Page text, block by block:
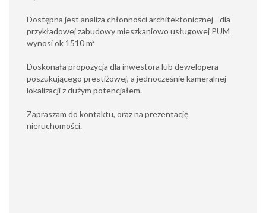
Dostępna jest analiza chłonności architektonicznej - dla
przykładowej zabudowy mieszkaniowo usługowej PUM
wynosi ok 1510m²
Doskonała propozycja dla inwestora lub dewelopera
poszukującego prestiżowej, a jednocześnie kameralnej
lokalizacji z dużym potencjałem.
Zapraszam do kontaktu, oraz na prezentację
nieruchomości.